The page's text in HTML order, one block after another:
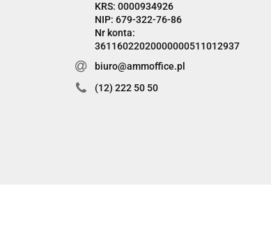
KRS: 0000934926
NIP: 679-322-76-86
Nr konta:
36116022020000000511012937
biuro@ammoffice.pl
(12) 222 50 50